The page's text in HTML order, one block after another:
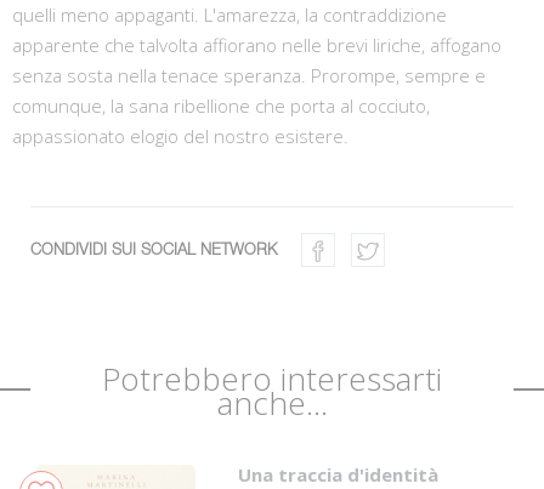
quelli meno appaganti. L'amarezza, la contraddizione
apparente che talvolta affiorano nelle brevi liriche, affogano
senza sosta nella tenace speranza. Prorompe, sempre e
comunque, la sana ribellione che porta al cocciuto,
appassionato elogio del nostro esistere.
CONDIVIDI SUI SOCIAL NETWORK
Potrebbero interessarti
anche...
Una traccia d'identità